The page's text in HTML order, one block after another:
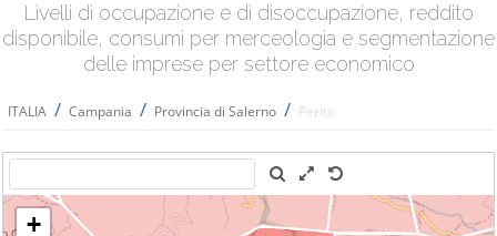
Livelli di occupazione e di disoccupazione, reddito
disponibile, consumi per merceologia e segmentazione
delle imprese per settore economico
ITALIA / Campania / Provincia di Salerno / Perito